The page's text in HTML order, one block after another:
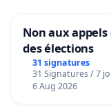
Non aux
des élections
31 signatures
31 Signatures / 7
6 Aug 2026